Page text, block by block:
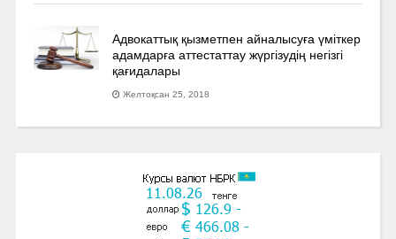
Адвокаттық қызметпен айналысуға үмiткер
адамдарға аттестаттау жүргізудің негізгі
қағидалары
Желтоқсан 25, 2018